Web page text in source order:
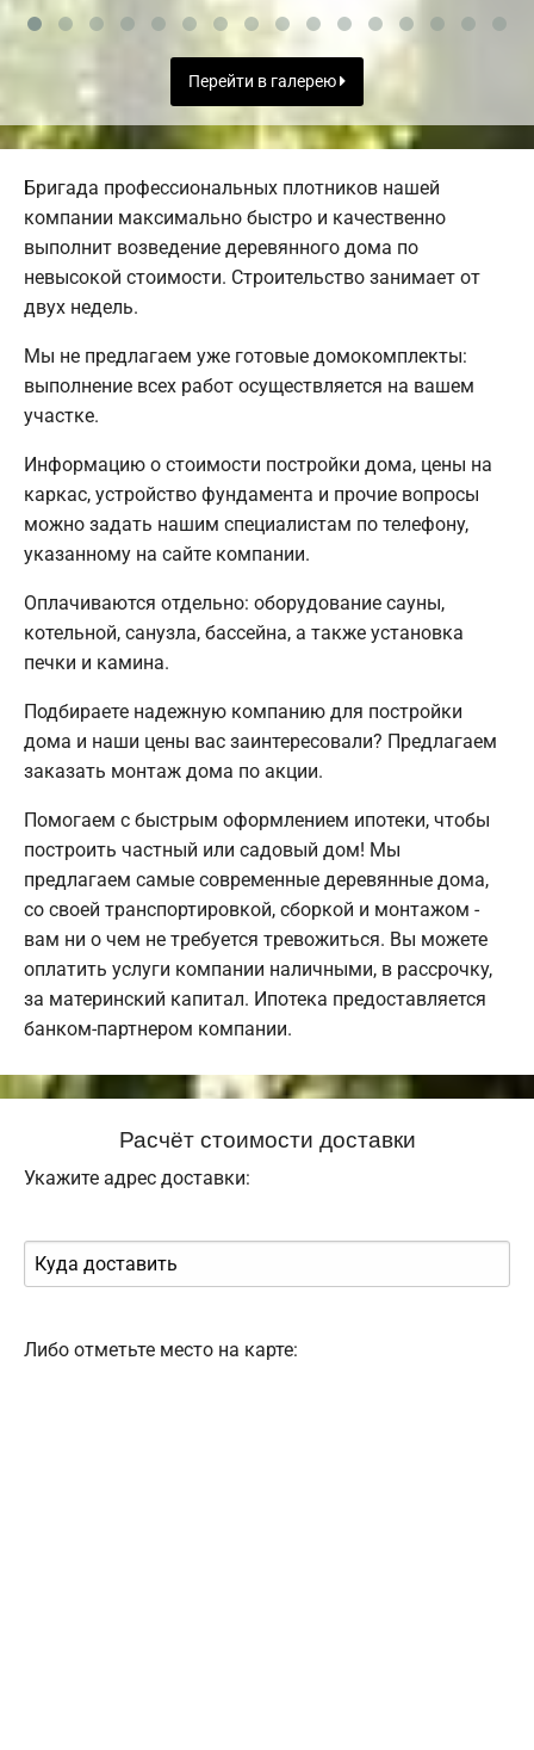
Перейти в галерею
Бригада профессиональных плотников нашей
компании максимально быстро и качественно
выполнит возведение деревянного дома по
невысокой стоимости. Строительство занимает от
двух недель.
Мы не предлагаем уже готовые домокомплекты:
выполнение всех работ осуществляется на вашем
участке.
Информацию о стоимости постройки дома, цены на
каркас, устройство фундамента и прочие вопросы
можно задать нашим специалистам по телефону,
указанному на сайте компании.
Оплачиваются отдельно: оборудование сауны,
котельной, санузла, бассейна, а также установка
печки и камина.
Подбираете надежную компанию для постройки
дома и наши цены вас заинтересовали? Предлагаем
заказать монтаж дома по акции.
Помогаем с быстрым оформлением ипотеки, чтобы
построить частный или садовый дом! Мы
предлагаем самые современные деревянные дома,
со своей транспортировкой, сборкой и монтажом -
вам ни о чем не требуется тревожиться. Вы можете
оплатить услуги компании наличными, в рассрочку,
за материнский капитал. Ипотека предоставляется
банком-партнером компании.
Расчёт стоимости доставки
Укажите адрес доставки:
Либо отметьте место на карте: